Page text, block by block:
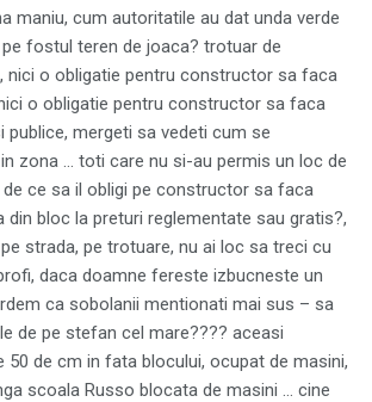
maniu, cum autoritatile au dat unda verde
fostul teren de joaca? trotuar de
nici o obligatie pentru constructor sa faca
o obligatie pentru constructor sa faca
publice, mergeti sa vedeti cum se
zona … toti care nu si-au permis un loc de
ce sa il obligi pe constructor sa faca
din bloc la preturi reglementate sau gratis?,
strada, pe trotuare, nu ai loc sa treci cu
daca doamne fereste izbucneste un
ca sobolanii mentionati mai sus – sa
de pe stefan cel mare???? aceasi
50 de cm in fata blocului, ocupat de masini,
scoala Russo blocata de masini … cine